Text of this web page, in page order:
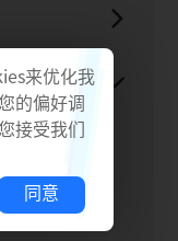
来优化我
的偏好调
接受我们
同意